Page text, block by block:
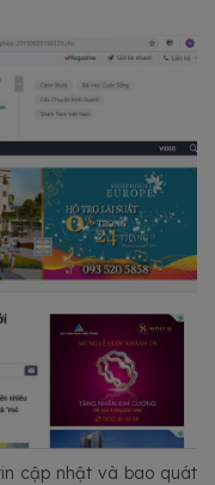
cập nhật và bao quát